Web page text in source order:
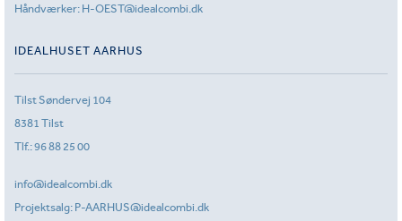
Håndværker: H-OEST@idealcombi.dk
IDEALHUSET AARHUS
Tilst Søndervej 104
8381 Tilst
Tlf.:96 88 25 00
info@idealcombi.dk
Projektsalg: P-AARHUS@idealcombi.dk